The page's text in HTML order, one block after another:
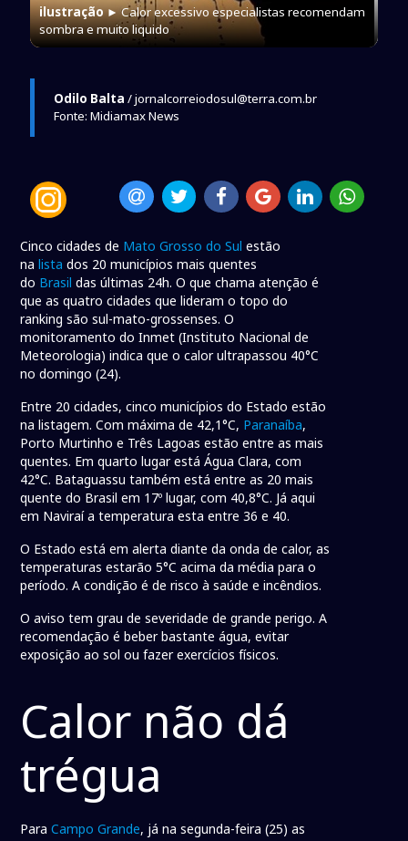
ilustração► Calor excessivo especialistas recomendam
sombra e muito liquido
Odilo Balta / jornalcorreiodosul@terra.com.br
Fonte: Midiamax News
Cinco cidades de Mato Grosso do Sul estão
nalista dos 20 municípios mais quentes
do Brasil das últimas 24h. O que chama atenção é
que as quatro cidades que lideram o topo do
ranking são sul-mato-grossenses. O
monitoramento do Inmet (Instituto Nacional de
Meteorologia) indica que o calor ultrapassou 40°C
no domingo (24).
Entre 20 cidades, cinco municípios do Estado estão
na listagem. Com máxima de 42,1°C, Paranaíba,
Porto Murtinho e Três Lagoas estão entre as mais
quentes. Em quarto lugar está Água Clara, com
42°C. Bataguassu também está entre as 20 mais
quente do Brasil em 17º lugar, com 40,8°C. Já aqui
em Naviraí a temperatura esta entre 36 e 40.
O Estado está em alerta diante da onda de calor, as
temperaturas estarão 5°C acima da média para o
período. A condição é de risco à saúde e incêndios.
O aviso tem grau de severidade de grande perigo. A
recomendação é beber bastante água, evitar
exposição ao sol ou fazer exercícios físicos.
Calor não dá
trégua
ParaCampo Grande, já na segunda-feira (25) as